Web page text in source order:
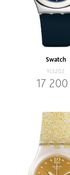
Swatch
YLS202
17 200